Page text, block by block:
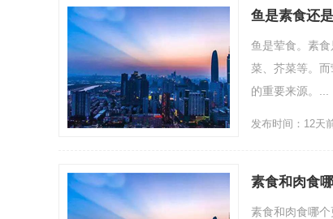
鱼是素食还
鱼是荤食。素
菜、芥菜等。
的重要来源。...
发布时间：12天
素食和肉食
素食和肉食哪个